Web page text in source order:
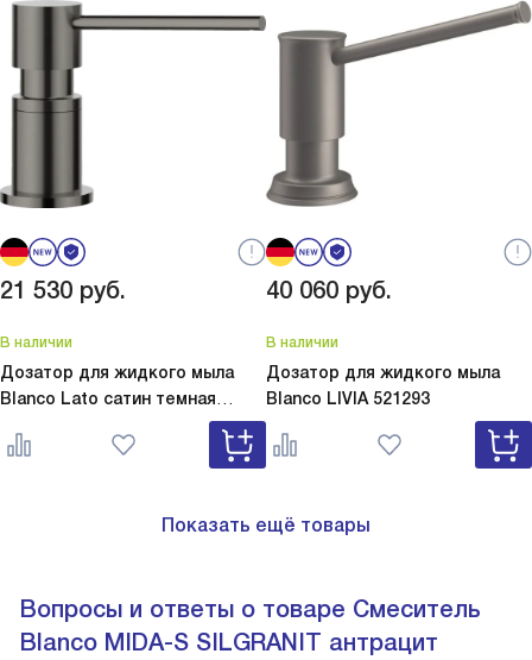
21 530 руб.
В наличии
Дозатор для жидкого мыла
Blanco Lato сатин темная
Lato сатин темная сталь
527743
40 060 руб.
В наличии
Дозатор для жидкого мыла
Blanco LIVIA 521293
Показать ещё товары
Вопросы и ответы о товаре Смеситель
Blanco MIDA-S SILGRANIT антрацит